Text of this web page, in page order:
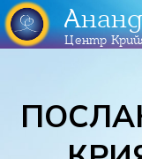
Центр